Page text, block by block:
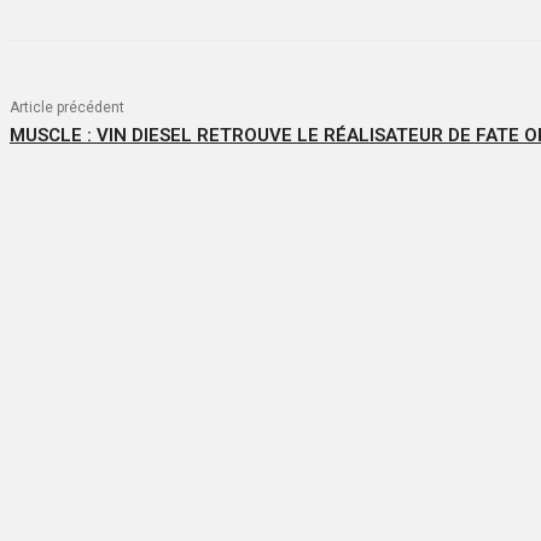
Article précédent
MUSCLE : VIN DIESEL RETROUVE LE RÉALISATEUR DE FATE